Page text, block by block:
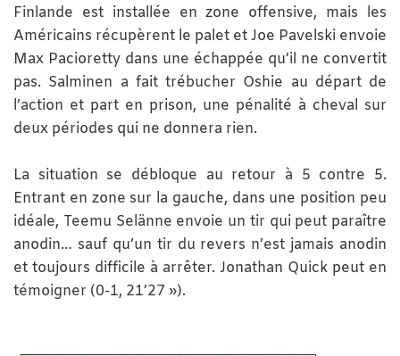
Finlande est installée en zone offensive, mais les
Américains récupèrent le palet et Joe Pavelski envoie
Max Pacioretty dans une échappée qu’il ne convertit
pas. Salminen a fait trébucher Oshie au départ de
l’action et part en prison, une pénalité à cheval sur
deux périodes qui ne donnera rien.
La situation se débloque au retour à 5 contre 5.
Entrant en zone sur la gauche, dans une position peu
idéale, Teemu Selänne envoie un tir qui peut paraître
anodin… sauf qu’un tir du revers n’est jamais anodin
et toujours difficile à arrêter. Jonathan Quick peut en
témoigner (0-1, 21’27 »).